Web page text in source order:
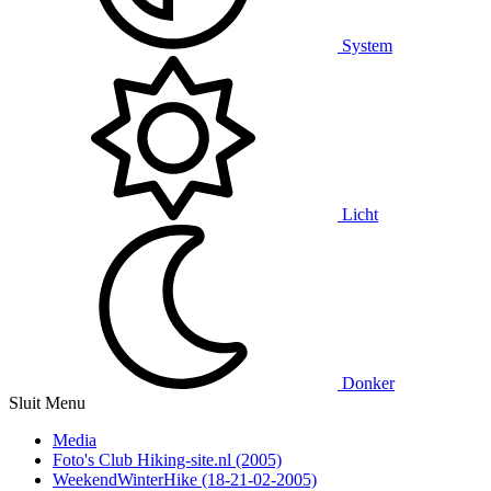
System
Licht
Donker
Sluit Menu
Media
Foto's Club Hiking-site.nl (2005)
WeekendWinterHike (18-21-02-2005)